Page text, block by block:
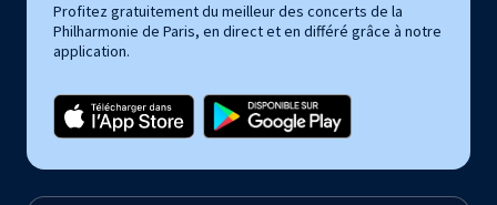
Profitez gratuitement du meilleur des concerts de la
Philharmonie de Paris, en direct et en différé grâce à notre
application.